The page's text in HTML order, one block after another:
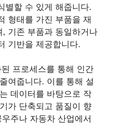
별할 수 있게 해줍니다.
형태를 가진 부품을 재
기존 부품과 동일하거나
기반을 제공합니다.
프로세스를 통해 인간
여줍니다. 이를 통해 설
데이터를 바탕으로 작
가 단축되고 품질이 향
주나 자동차 산업에서